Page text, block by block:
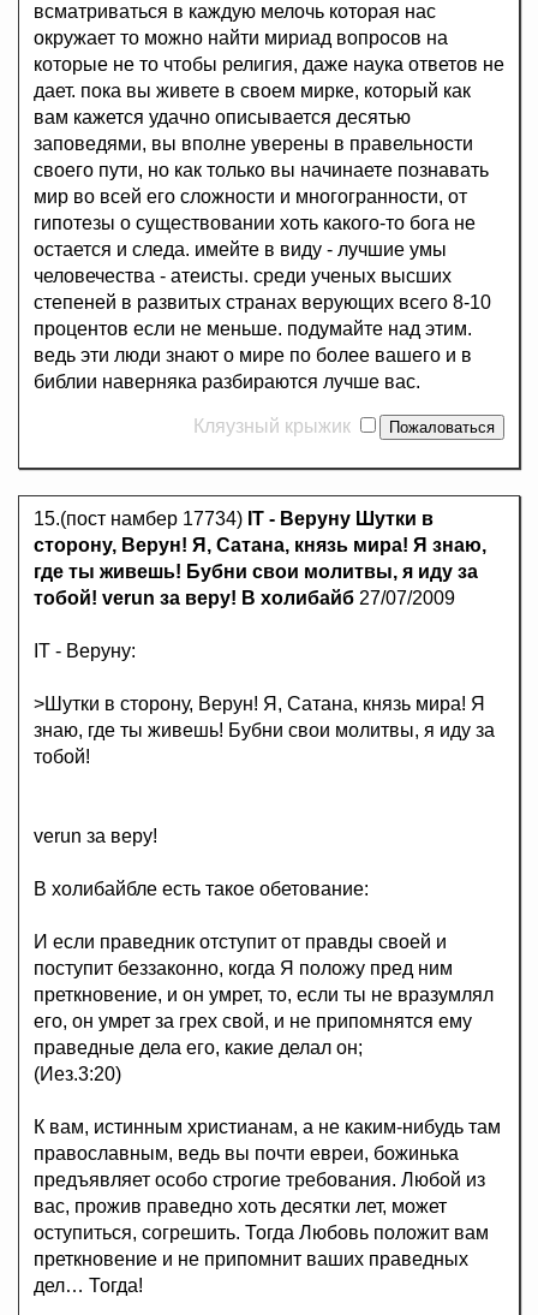
всматриваться в каждую мелочь которая нас
окружает то можно найти мириад вопросов на
которые не то чтобы религия, даже наука ответов не
дает. пока вы живете в своем мирке, который как
вам кажется удачно описывается десятью
заповедями, вы вполне уверены в правельности
своего пути, но как только вы начинаете познавать
мир во всей его сложности и многогранности, от
гипотезы о существовании хоть какого-то бога не
остается и следа. имейте в виду - лучшие умы
человечества - атеисты. среди ученых высших
степеней в развитых странах верующих всего 8-10
процентов если не меньше. подумайте над этим.
ведь эти люди знают о мире по более вашего и в
библии наверняка разбираются лучше вас.
Кляузный крыжик
15.(пост намбер 17734) IT - Веруну Шутки в
сторону, Верун! Я, Сатана, князь мира! Я знаю,
где ты живешь! Бубни свои молитвы, я иду за
тобой! verun за веру! В холибайб 27/07/2009
IT - Веруну:
>Шутки в сторону, Верун! Я, Сатана, князь мира! Я
знаю, где ты живешь! Бубни свои молитвы, я иду за
тобой!
verun за веру!
В холибайбле есть такое обетование:
И если праведник отступит от правды своей и
поступит беззаконно, когда Я положу пред ним
преткновение, и он умрет, то, если ты не вразумлял
его, он умрет за грех свой, и не припомнятся ему
праведные дела его, какие делал он;
(Иез.3:20)
К вам, истинным христианам, а не каким-нибудь там
православным, ведь вы почти евреи, божинька
предъявляет особо строгие требования. Любой из
вас, прожив праведно хоть десятки лет, может
оступиться, согрешить. Тогда Любовь положит вам
преткновение и не припомнит ваших праведных
дел… Тогда!